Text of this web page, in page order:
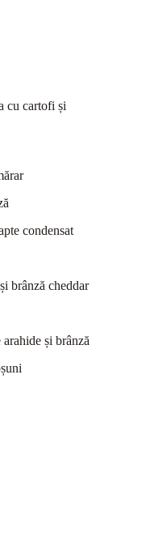
cu cartofi și
condensat
brânză cheddar
și brânză